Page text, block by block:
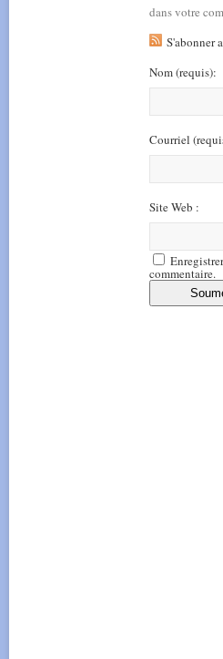
dans votre
S'abonner
Nom(requis):
Courriel
Site Web :
commentaire.